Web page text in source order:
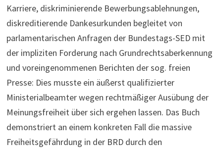
Karriere, diskriminierende Bewerbungsablehnungen,
diskreditierende Dankesurkunden begleitet von
parlamentarischen Anfragen der Bundestags-SED mit
der impliziten Forderung nach Grundrechtsaberkennung
und voreingenommenen Berichten der sog. freien
Presse: Dies musste ein äußerst qualifizierter
Ministerialbeamter wegen rechtmäßiger Ausübung der
Meinungsfreiheit über sich ergehen lassen. Das Buch
demonstriert an einem konkreten Fall die massive
Freiheitsgefährdung in der BRD durch den